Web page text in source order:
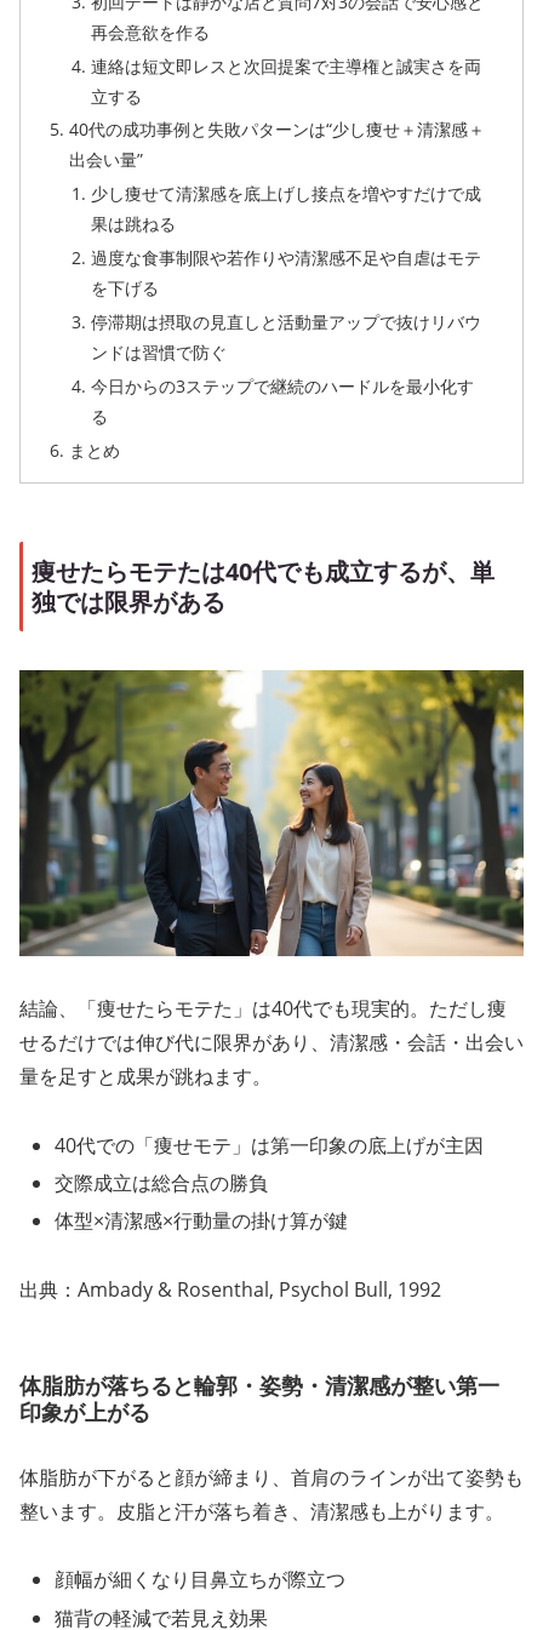
再会意欲を作る
連絡は短文即レスと次回提案で主導権と誠実さを両
立する
40代の成功事例と失敗パターンは“少し痩せ＋清潔感＋
出会い量”
少し痩せて清潔感を底上げし接点を増やすだけで成
果は跳ねる
過度な食事制限や若作りや清潔感不足や自虐はモテ
を下げる
停滞期は摂取の見直しと活動量アップで抜けリバウ
ンドは習慣で防ぐ
今日からの3ステップで継続のハードルを最小化す
る
まとめ
痩せたらモテたは40代でも成立するが、単
独では限界がある
結論、「痩せたらモテた」は40代でも現実的。ただし痩
せるだけでは伸び代に限界があり、清潔感・会話・出会い
量を足すと成果が跳ねます。
40代での「痩せモテ」は第一印象の底上げが主因
交際成立は総合点の勝負
体型×清潔感×行動量の掛け算が鍵
出典：Ambady & Rosenthal, Psychol Bull, 1992
体脂肪が落ちると輪郭・姿勢・清潔感が整い第一
印象が上がる
体脂肪が下がると顔が締まり、首肩のラインが出て姿勢も
整います。皮脂と汗が落ち着き、清潔感も上がります。
顔幅が細くなり目鼻立ちが際立つ
猫背の軽減で若見え効果